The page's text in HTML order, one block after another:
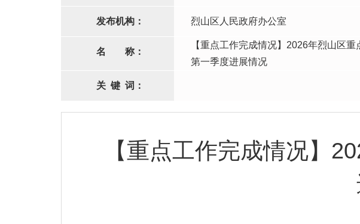
发布机构： 烈山区人民政府办公室
名 称：
【重点工作完成情况】2026年烈山区重
第一季度进展情况
关 键 词：
【重点工作完成情况】